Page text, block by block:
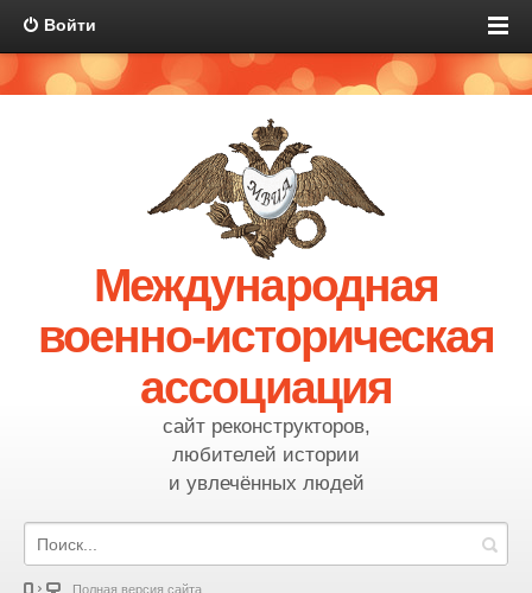
Войти
Международная
военно-историческая
ассоциация
сайт реконструкторов,
любителей истории
и увлечённых людей
Полная версия сайта